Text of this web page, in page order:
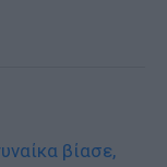
βίασε,